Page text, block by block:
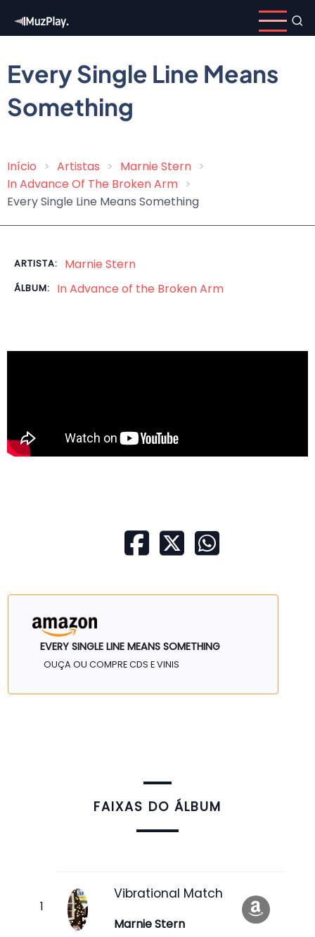
para
conteúdo
principal
Every Single Line Means
Something
Trilha
de
navegação
Início Artistas
Marnie Stern
In Advance Of The Broken Arm
Every Single Line Means Something
ARTISTA: Marnie Stern
ÁLBUM: In Advance of the Broken Arm
EVERY SINGLE LINE MEANS SOMETHING
OUÇA OU COMPRE CDS E VINIS
FAIXAS DO ÁLBUM
Vibrational Match
Marnie Stern